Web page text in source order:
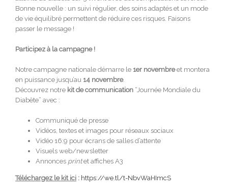
Bonne nouvelle : un suivi régulier, des soins adaptés et un mode
de vie équilibré permettent de réduire ces risques. Faisons
passer le message !
Participez à la campagne !
Notre campagne nationale démarre le 1er novembreet montera
en puissance jusqu’au 14 novembre.
Découvrez notre kit de communication “Journée Mondiale du
Diabète” avec :
Communiqué de presse
Vidéos, textes et images pour réseaux sociaux
Vidéo 16:9 pour écrans de salles d’attente
Visuels web/newsletter
Annonces printet affiches A3
Téléchargez le kit ici : https://we.tl/t-NbvWaHImcS